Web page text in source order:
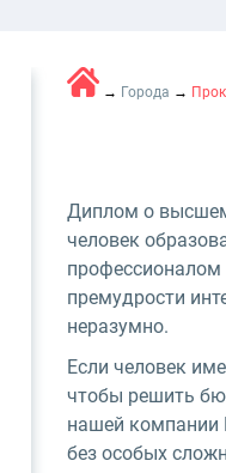
→ Города →
Диплом о высшем
человек
профессионалом
премудрости
неразумно.
Если человек
чтобы решить
нашей компании
без особых